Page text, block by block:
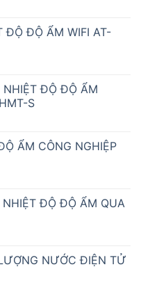
ĐỘ ĐỘ ẨM WIFI AT-
NHIỆT ĐỘ ĐỘ ẨM
S
ẨM CÔNG NGHIỆP
NHIỆT ĐỘ ĐỘ ẨM QUA
NƯỚC ĐIỆN TỬ